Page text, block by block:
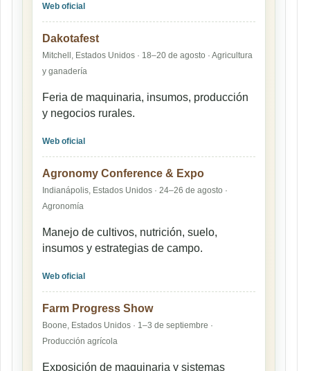
Web oficial
Dakotafest
Mitchell, Estados Unidos · 18–20 de agosto · Agricultura
y ganadería
Feria de maquinaria, insumos, producción
y negocios rurales.
Web oficial
Agronomy Conference & Expo
Indianápolis, Estados Unidos · 24–26 de agosto ·
Agronomía
Manejo de cultivos, nutrición, suelo,
insumos y estrategias de campo.
Web oficial
Farm Progress Show
Boone, Estados Unidos · 1–3 de septiembre ·
Producción agrícola
Exposición de maquinaria y sistemas